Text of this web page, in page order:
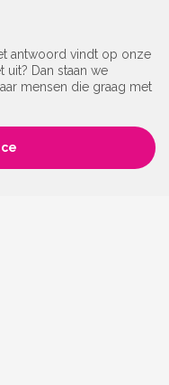
antwoord vindt op onze
uit? Dan staan we
mensen die graag met